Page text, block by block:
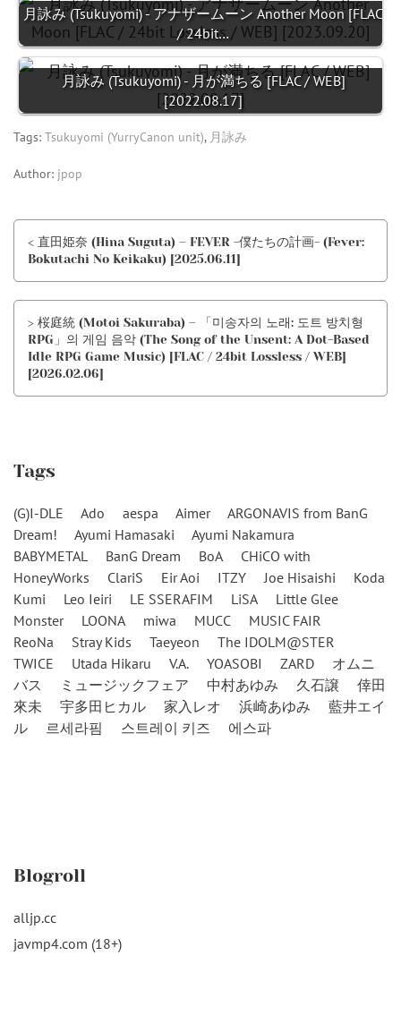
月詠み (Tsukuyomi) - アナザームーン Another Moon [FLAC
/ 24bit…
月詠み (Tsukuyomi) - 月が満ちる [FLAC / WEB]
[2022.08.17]
Tags: Tsukuyomi (YurryCanon unit), 月詠み
Author: jpop
< 直田姫奈 (Hina Suguta) – FEVER -僕たちの計画- (Fever:
Bokutachi No Keikaku) [2025.06.11]
> 桜庭統 (Motoi Sakuraba) – 「미송자의 노래: 도트 방치형
RPG」의 게임 음악 (The Song of the Unsent: A Dot-Based
Idle RPG Game Music) [FLAC / 24bit Lossless / WEB]
[2026.02.06]
Tags
(G)I-DLE Ado aespa Aimer
ARGONAVIS from BanG
Dream!
Ayumi Hamasaki
Ayumi Nakamura
BABYMETAL
BanG Dream BoA
CHiCO with
HoneyWorks
ClariS Eir Aoi ITZY Joe Hisaishi
Koda
Kumi
Leo Ieiri LE SSERAFIM LiSA
Little Glee
Monster
LOONA miwa MUCC
MUSIC FAIR
ReoNa
Stray Kids Taeyeon
The IDOLM@STER
TWICE
Utada Hikaru V.A. YOASOBI ZARD
オムニ
バス
ミュージックフェア 中村あゆみ 久石譲
倖田
來未
宇多田ヒカル 家入レオ 浜崎あゆみ
藍井エイ
ル
르세라핌 스트레이 키즈 에스파
Blogroll
alljp.cc
javmp4.com (18+)